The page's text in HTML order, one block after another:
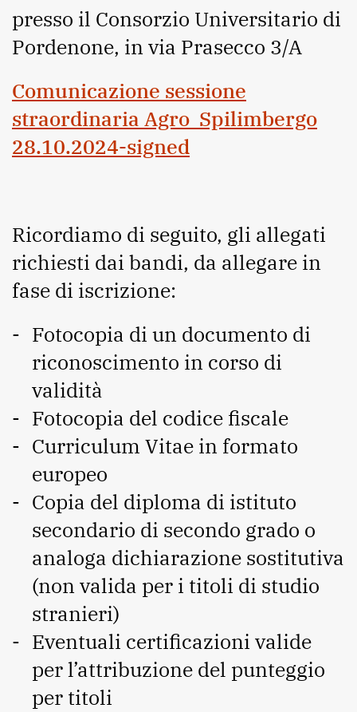
presso il Consorzio Universitario di
Pordenone, in via Prasecco 3/A
Comunicazione sessione
straordinaria Agro_Spilimbergo
28.10.2024-signed
Ricordiamo di seguito, gli allegati
richiesti dai bandi, da allegare in
fase di iscrizione:
Fotocopia di un documento di
riconoscimento in corso di
validità
Fotocopia del codice fiscale
Curriculum Vitae in formato
europeo
Copia del diploma di istituto
secondario di secondo grado o
analoga dichiarazione sostitutiva
(non valida per i titoli di studio
stranieri)
Eventuali certificazioni valide
per l’attribuzione del punteggio
per titoli